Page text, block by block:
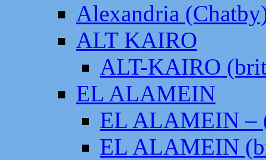
Alexandria
ALT KAIRO
ALT-KAIRO
EL ALAMEIN
EL ALAMEIN –
EL ALAMEIN